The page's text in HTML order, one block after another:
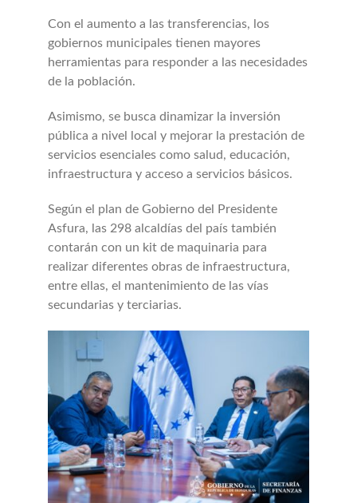
Con el aumento a las transferencias, los
gobiernos municipales tienen mayores
herramientas para responder a las necesidades
de la población.
Asimismo, se busca dinamizar la inversión
pública a nivel local y mejorar la prestación de
servicios esenciales como salud, educación,
infraestructura y acceso a servicios básicos.
Según el plan de Gobierno del Presidente
Asfura, las 298 alcaldías del país también
contarán con un kit de maquinaria para
realizar diferentes obras de infraestructura,
entre ellas, el mantenimiento de las vías
secundarias y terciarias.